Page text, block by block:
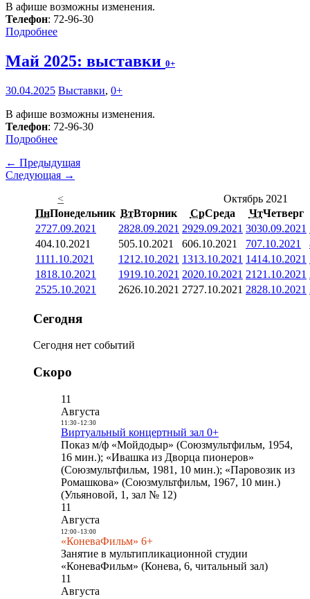
В афише возможны изменения.
Телефон: 72-96-30
Подробнее
Май 2025: выставки 0+
30.04.2025 Выставки, 0+
В афише возможны изменения.
Телефон: 72-96-30
Подробнее
← Предыдущая
Следующая →
<
Октябрь 2021
ПнПонедельник ВтВторник СрСреда ЧтЧетверг
2727.09.2021 2828.09.2021 2929.09.2021 3030.09.2021
404.10.2021 505.10.2021 606.10.2021 707.10.2021
1111.10.2021 1212.10.2021 1313.10.2021 1414.10.2021
1818.10.2021 1919.10.2021 2020.10.2021 21 21.10.2021
2525.10.2021 2626.10.2021 2727.10.2021 2828.10.2021
Сегодня
Сегодня нет событий
Скоро
11
Августа
11:30- 12:30
Виртуальный концертный зал 0+
Показ м/ф «Мойдодыр» (Союзмультфильм, 1954,
16 мин.); «Ивашка из Дворца пионеров»
(Союзмультфильм, 1981, 10 мин.); «Паровозик из
Ромашкова» (Союзмультфильм, 1967, 10 мин.)
(Ульяновой, 1, зал № 12)
11
Августа
12:00- 13:00
«КоневаФильм» 6+
Занятие в мультипликационной студии
«КоневаФильм» (Конева, 6, читальный зал)
11
Августа